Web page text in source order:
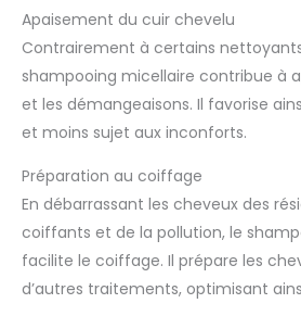
Apaisement du cuir chevelu
Contrairement à certains
shampooing micellaire contribue à
et les démangeaisons. Il favorise
et moins sujet aux inconforts.
Préparation au coiffage
En débarrassant les cheveux des
coiffants et de la pollution, le
facilite le coiffage. Il prépare les
d’autres traitements, optimisant